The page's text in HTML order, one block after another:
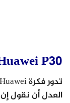
P30
العدل أن نقول